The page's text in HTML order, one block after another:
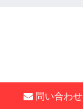
問い合わせ